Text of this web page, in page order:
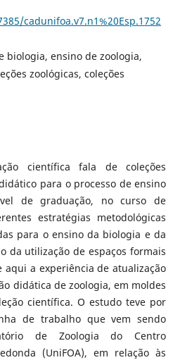
cadunifoa.v7.n1%20Esp.1752
biologia, ensino de zoologia,
zoológicas, coleções
científica fala de coleções
para o processo de ensino
de graduação, no curso de
estratégias metodológicas
para o ensino da biologia e da
da utilização de espaços formais
aqui a experiência de atualização
didática de zoologia, em moldes
científica. O estudo teve por
de trabalho que vem sendo
de Zoologia do Centro
(UniFOA), em relação às